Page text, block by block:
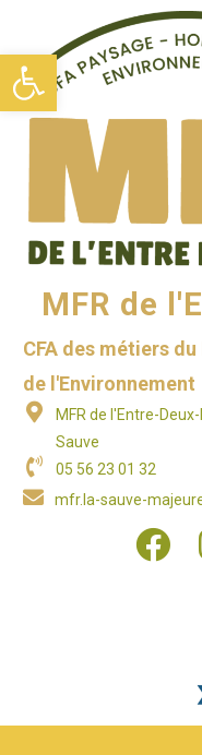
Ouvrir la
MFR de
CFA des métiers
de l'Environnement
MFR de l'Entre-
Sauve
05 56 23 01 32
mfr.la-sauve-